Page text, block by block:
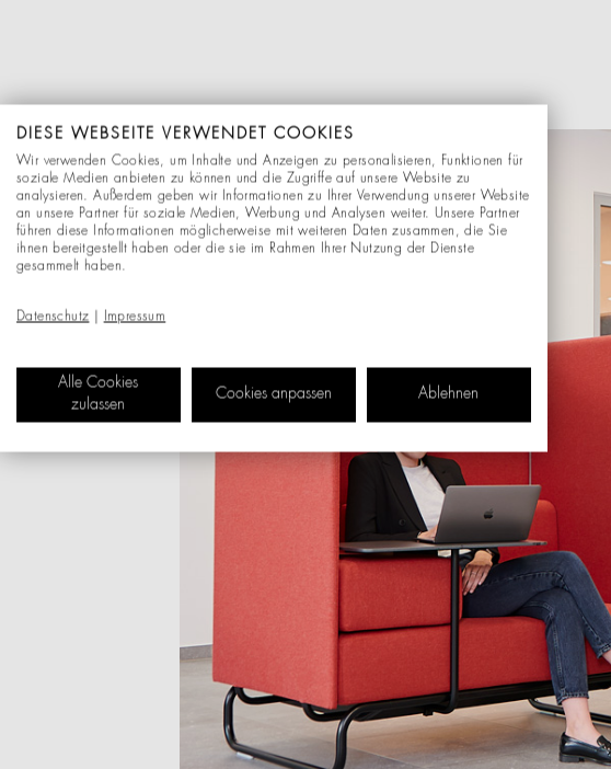
DIESE WEBSEITE VERWENDET COOKIES
Wir verwenden Cookies, um Inhalte und Anzeigen zu personalisieren, Funktionen für
soziale Medien anbieten zu können und die Zugriffe auf unsere Website zu
analysieren. Außerdem geben wir Informationen zu Ihrer Verwendung unserer Website
an unsere Partner für soziale Medien, Werbung und Analysen weiter. Unsere Partner
führen diese Informationen möglicherweise mit weiteren Daten zusammen, die Sie
ihnen bereitgestellt haben oder die sie im Rahmen Ihrer Nutzung der Dienste
gesammelt haben.
Datenschutz Impressum
Alle Cookies
zulassen
Cookies anpassen Ablehnen